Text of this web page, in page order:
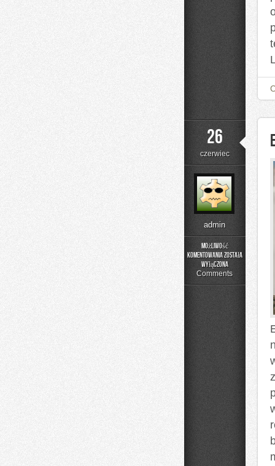
26
czerwiec
admin
Możliwość
komentowania
Edukacja
Styl
została
wyłączona
Comments